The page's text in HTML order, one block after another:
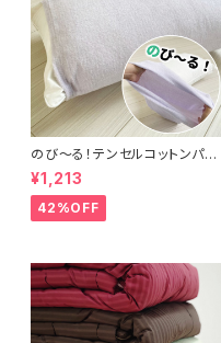
のび〜る！テンセルコットンパイ
ル・ピローカバー 32×52cm〜
43×63cm
¥1,213
42%OFF